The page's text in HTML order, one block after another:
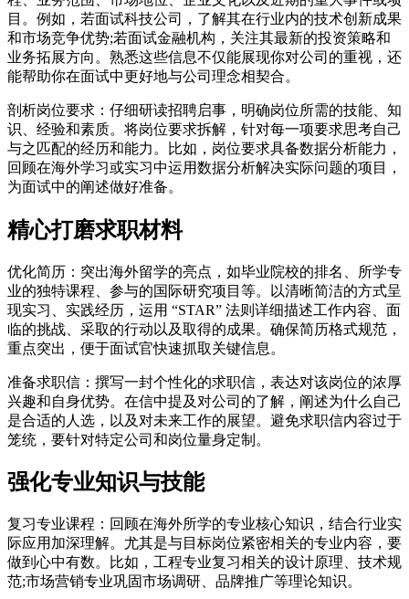
目。例如，若面试科技公司，了解其在行业内的技术创新成果
和市场竞争优势;若面试金融机构，关注其最新的投资策略和
业务拓展方向。熟悉这些信息不仅能展现你对公司的重视，还
能帮助你在面试中更好地与公司理念相契合。
剖析岗位要求：仔细研读招聘启事，明确岗位所需的技能、知
识、经验和素质。将岗位要求拆解，针对每一项要求思考自己
与之匹配的经历和能力。比如，岗位要求具备数据分析能力，
回顾在海外学习或实习中运用数据分析解决实际问题的项目，
为面试中的阐述做好准备。
精心打磨求职材料
优化简历：突出海外留学的亮点，如毕业院校的排名、所学专
业的独特课程、参与的国际研究项目等。以清晰简洁的方式呈
现实习、实践经历，运用 “STAR” 法则详细描述工作内容、面
临的挑战、采取的行动以及取得的成果。确保简历格式规范，
重点突出，便于面试官快速抓取关键信息。
准备求职信：撰写一封个性化的求职信，表达对该岗位的浓厚
兴趣和自身优势。在信中提及对公司的了解，阐述为什么自己
是合适的人选，以及对未来工作的展望。避免求职信内容过于
笼统，要针对特定公司和岗位量身定制。
强化专业知识与技能
复习专业课程：回顾在海外所学的专业核心知识，结合行业实
际应用加深理解。尤其是与目标岗位紧密相关的专业内容，要
做到心中有数。比如，工程专业复习相关的设计原理、技术规
范;市场营销专业巩固市场调研、品牌推广等理论知识。